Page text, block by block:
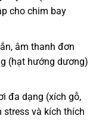
cho chim bay
âm thanh đơn
(hạt hướng dương)
đa dạng (xích gỗ,
và kích thích